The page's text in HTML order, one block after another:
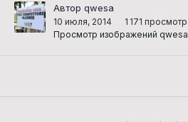
Автор qwesa
10 июля, 2014
1 171 просмотр
Просмотр изображений qwesa